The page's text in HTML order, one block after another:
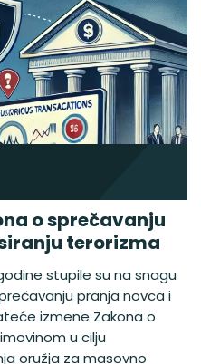
o sprečavanju
terorizma
stupile su na snagu
pranja novca i
izmene Zakona o
u cilju
oružja za masovno